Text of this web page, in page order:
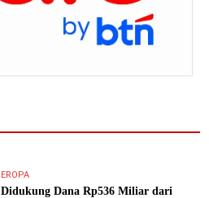
EROPA
Didukung Dana Rp536 Miliar dari